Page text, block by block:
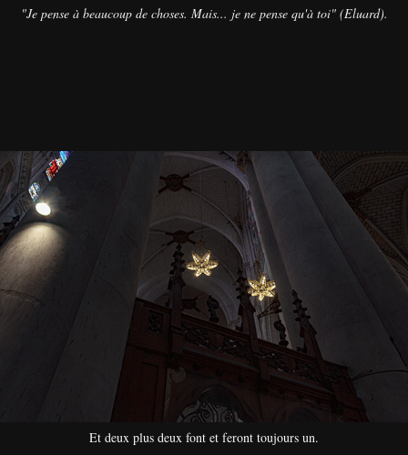
"Je pense à beaucoup de choses. Mais... je ne pense qu'à toi" (Eluard).
Et deux plus deux font et feront toujours un.